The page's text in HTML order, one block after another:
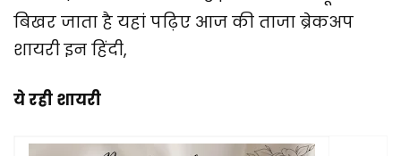
बिखर जाता है यहां पढ़िए आज की ताजा ब्रेकअप
शायरी इन हिंदी,
ये रही शायरी